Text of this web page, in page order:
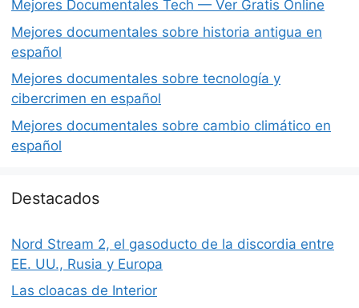
Mejores Documentales Tech — Ver Gratis Online
Mejores documentales sobre historia antigua en
español
Mejores documentales sobre tecnología y
cibercrimen en español
Mejores documentales sobre cambio climático en
español
Destacados
Nord Stream 2, el gasoducto de la discordia entre
EE. UU., Rusia y Europa
Las cloacas de Interior